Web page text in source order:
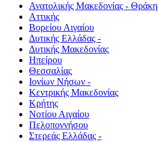
Ανατολικής Μακεδονίας -
Αττικής
Βορείου Αιγαίου
Δυτικής Ελλάδας -
Δυτικής Μακεδονίας
Ηπείρου
Θεσσαλίας
Ιονίων Νήσων -
Κεντρικής Μακεδονίας
Κρήτης
Νοτίου Αιγαίου
Πελοποννήσου
Στερεάς Ελλάδας -